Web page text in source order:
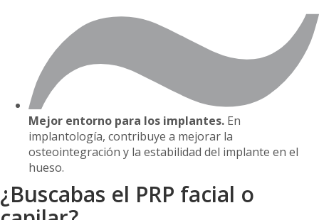
Mejor entorno para los implantes. En
implantología, contribuye a mejorar la
osteointegración y la estabilidad del implante en el
hueso.
¿Buscabas el PRP facial o